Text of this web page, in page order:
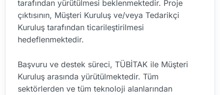
tarafından yürütülmesi beklenmektedir. Proje
çıktısının, Müşteri Kuruluş ve/veya Tedarikçi
Kuruluş tarafından ticarileştirilmesi
hedeflenmektedir.
Başvuru ve destek süreci, TÜBİTAK ile Müşteri
Kuruluş arasında yürütülmektedir. Tüm
sektörlerden ve tüm teknoloji alanlarından